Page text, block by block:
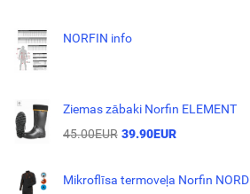
NORFIN info
Ziemas zābaki Norfin ELEMENT
45.00EUR 39.90EUR
Mikroflīsa termoveļa Norfin NORD